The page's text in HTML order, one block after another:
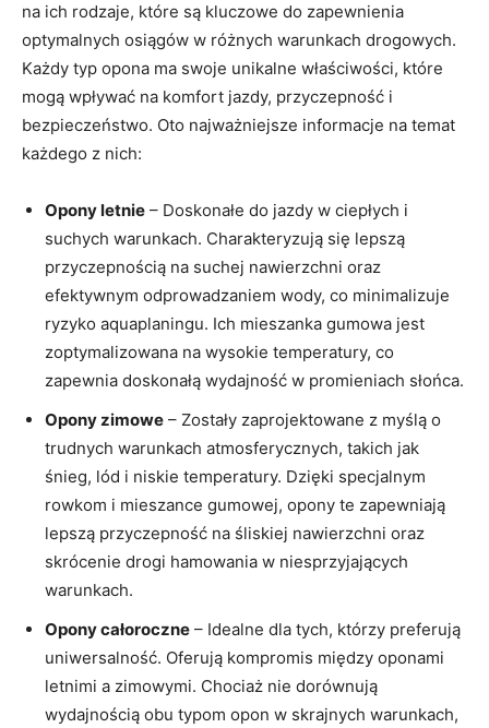
na ich rodzaje, które są kluczowe do zapewnienia
optymalnych osiągów w różnych warunkach drogowych.
Każdy typ opona ma swoje unikalne właściwości, które
mogą wpływać na komfort jazdy, przyczepność i
bezpieczeństwo. Oto najważniejsze informacje na temat
każdego z nich:
Opony letnie – Doskonałe do jazdy w ciepłych i
suchych warunkach. Charakteryzują się lepszą
przyczepnością na suchej nawierzchni oraz
efektywnym odprowadzaniem wody, co minimalizuje
ryzyko aquaplaningu. Ich mieszanka gumowa jest
zoptymalizowana na wysokie temperatury, co
zapewnia doskonałą wydajność w promieniach słońca.
Opony zimowe – Zostały zaprojektowane z myślą o
trudnych warunkach atmosferycznych, takich jak
śnieg, lód i niskie temperatury. Dzięki specjalnym
rowkom i mieszance gumowej, opony te zapewniają
lepszą przyczepność na śliskiej nawierzchni oraz
skrócenie drogi hamowania w niesprzyjających
warunkach.
Opony całoroczne – Idealne dla tych, którzy preferują
uniwersalność. Oferują kompromis między oponami
letnimi a zimowymi. Chociaż nie dorównują
wydajnością obu typom opon w skrajnych warunkach,